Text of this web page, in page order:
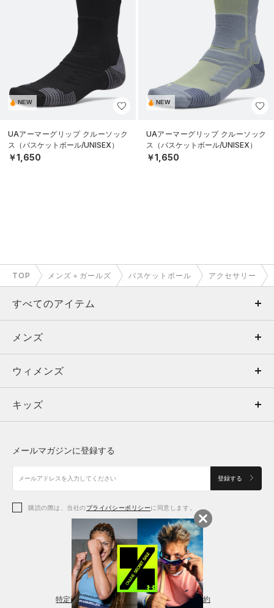
NEW
UAアーマーグリップ クルーソック
ス（バスケットボール/UNISEX）
￥1,650
NEW
UAアーマーグリップ クルーソック
ス（バスケットボール/UNISEX）
￥1,650
TOP メンズ＋ガールズ バスケットボール アクセサリー
すべてのアイテム
メンズ
ウィメンズ
キッズ
アクセサリー
メンズ
トップス
ボトムス
アクセサリー
ウィメンズ
トップス
シューズ
アクセサリー
レギンス＆タイツ
キッズ
シューズ
メールマガジンに登録する
登録する
購読の際は、当社のプライバシーポリシーに同意します。
特定商取引法に基づく通販の表記 会員規約